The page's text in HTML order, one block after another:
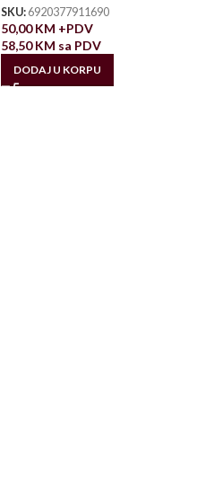
SKU: 6920377911690
50,00KM +PDV
58,50KM sa PDV
DODAJ U KORPU